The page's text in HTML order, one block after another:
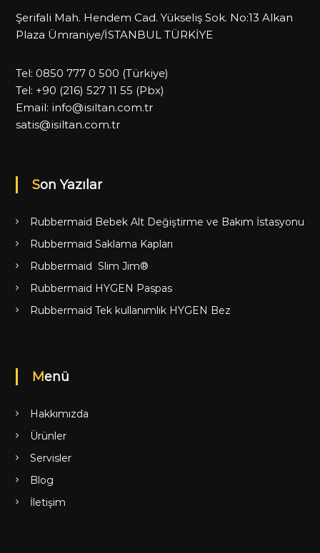
Şerifali Mah. Hendem Cad. Yükseliş Sok. No:13 Alkan
Plaza Ümraniye/İSTANBUL TÜRKİYE
Tel: 0850 777 0 500 (Türkiye)
Tel: +90 (216) 527 11 55 (Pbx)
Email: info@isiltan.com.tr
satis@isiltan.com.tr
Son Yazılar
Rubbermaid Bebek Alt Değiştirme ve Bakım İstasyonu
Rubbermaid Saklama Kapları
Rubbermaid Slim Jim®
Rubbermaid HYGEN Paspas
Rubbermaid Tek kullanımlık HYGEN Bez
Menü
Hakkımızda
Ürünler
Servisler
Blog
İletişim